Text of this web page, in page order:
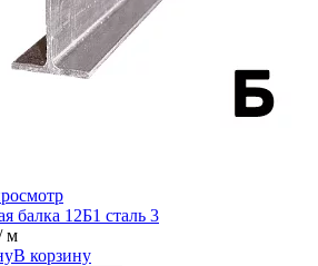
балка 12Б1 сталь 3
м
В корзину